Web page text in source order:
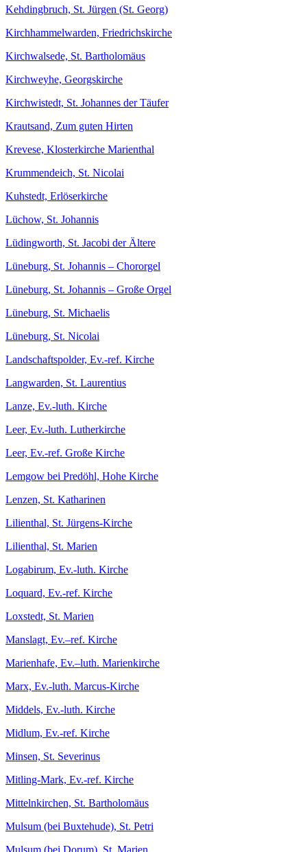
Kehdingbruch, St. Jürgen (St. Georg)
Kirchhammelwarden, Friedrichskirche
Kirchwalsede, St. Bartholomäus
Kirchweyhe, Georgskirche
Kirchwistedt, St. Johannes der Täufer
Krautsand, Zum guten Hirten
Krevese, Klosterkirche Marienthal
Krummendeich, St. Nicolai
Kuhstedt, Erlöserkirche
Lüchow, St. Johannis
Lüdingworth, St. Jacobi der Ältere
Lüneburg, St. Johannis – Chororgel
Lüneburg, St. Johannis – Große Orgel
Lüneburg, St. Michaelis
Lüneburg, St. Nicolai
Landschaftspolder, Ev.-ref. Kirche
Langwarden, St. Laurentius
Lanze, Ev.-luth. Kirche
Leer, Ev.-luth. Lutherkirche
Leer, Ev.-ref. Große Kirche
Lemgow bei Predöhl, Hohe Kirche
Lenzen, St. Katharinen
Lilienthal, St. Jürgens-Kirche
Lilienthal, St. Marien
Logabirum, Ev.-luth. Kirche
Loquard, Ev.-ref. Kirche
Loxstedt, St. Marien
Manslagt, Ev.–ref. Kirche
Marienhafe, Ev.–luth. Marienkirche
Marx, Ev.-luth. Marcus-Kirche
Middels, Ev.-luth. Kirche
Midlum, Ev.-ref. Kirche
Minsen, St. Severinus
Mitling-Mark, Ev.-ref. Kirche
Mittelnkirchen, St. Bartholomäus
Mulsum (bei Buxtehude), St. Petri
Mulsum (bei Dorum), St. Marien